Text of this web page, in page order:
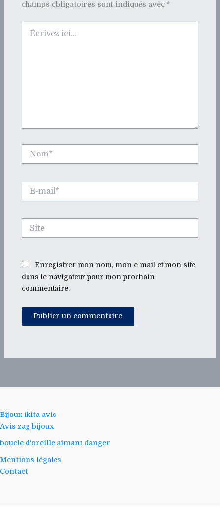
champs obligatoires sont indiqués avec *
ici…
mail*
Enregistrer mon nom, mon e-mail et mon site
dans le navigateur pour mon prochain
commentaire.
Bijoux ikita avis
Avis zag bijoux
boucle d'oreille aimant danger
Mentions légales
Contact